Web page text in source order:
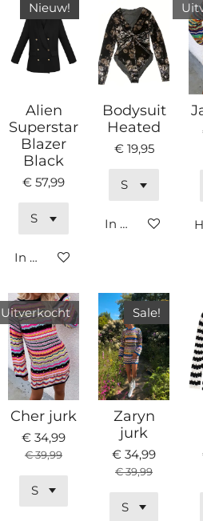
Nieuw!
Alien
Superstar
Blazer
Black
€ 57,99
In winkelwagen
Bodysuit
Heated
€ 19,95
In winkelwagen
Uitverkocht
Cher jurk
€ 34,99
€ 39,99
Sale!
Zaryn
jurk
€ 34,99
€ 39,99